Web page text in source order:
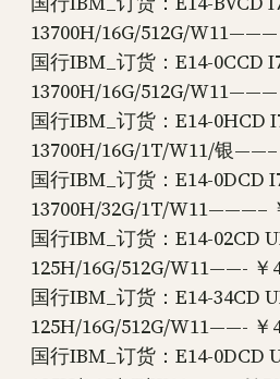
13700H/16G/512G/
国行IBM_订货：E14-0CCD
13700H/16G/512G/W11———
国行IBM_订货：E14-0HCD
13700H/16G/1T/W11/银——–
国行IBM_订货：E14-0DCD
13700H/32G/1T/W11———–
国行IBM_订货：E14-02CD
125H/16G/512G/W11——- ￥
国行IBM_订货：E14-34CD
125H/16G/512G/W11——- ￥
国行IBM_订货：E14-0DCD